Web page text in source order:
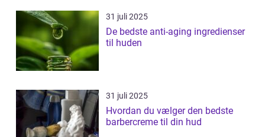
31 juli 2025
De bedste anti-aging ingredienser
til huden
31 juli 2025
Hvordan du vælger den bedste
barbercreme til din hud